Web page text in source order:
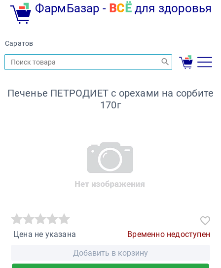
ФармБазар - ВС Ёдля здоровья
Саратов
Печенье ПЕТРОДИЕТ с орехами на сорбите
170г
Цена не указана
Временно недоступен
Добавить в корзину